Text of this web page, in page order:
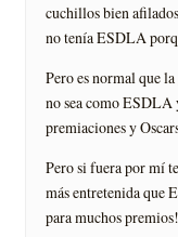
cuchillos bien
no tenía ESDLA
Pero es normal que
no sea como ESDLA
premiaciones y
Pero si fuera por mí
más entretenida que
para muchos